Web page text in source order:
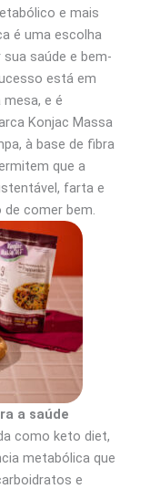
e mais
é uma escolha
saúde e bem-
está em
e é
Konjac Massa
à base de fibra
que a
farta e
comer bem.
a saúde
como keto diet,
metabólica que
e